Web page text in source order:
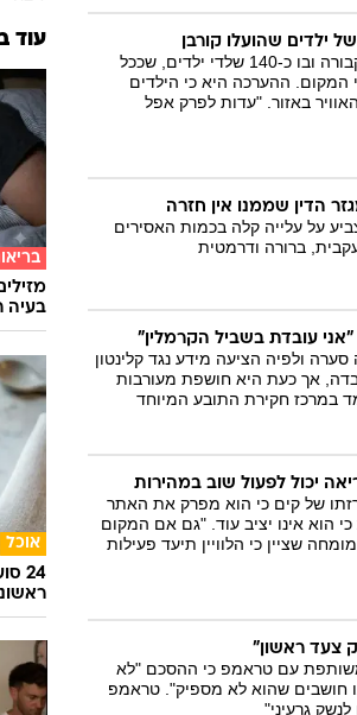
זמני כניסת שבת
לוח חופשות וחגים
חדשות יהדות
חדשות המשפט
ילדים שהועלו קורבן
המומחים איתרו בצפון מערב המדינה אתר קבורה ובו כ-140 שלדי ילדים, שככל
על ידי תושבי המקום. ההערכה היא כי הילדים
באזור. "עדות לפרק אפל
הדין שממנו אין חזרה
על עלייה קלה בכמות האסירים
עובדת בשביל הקרמלין"
ולפיה הציעה מידע נגד קלינטון
אך כעת היא חושפת מעורבות
במרכז חקירת התובע המיוחד
יכול לפעול שוב במהירות
של קים כי הוא מפרק את האתר
כי הוא אינו יציב עוד. "גם אם המקום
שציין כי הלוויין תיעד פעילות
צעד ראשון"
עם טראמפ כי ההסכם "לא
חושבים שהוא לא מספיק". טראמפ
גרעיני"
עוד
בעיה
אוכל
24